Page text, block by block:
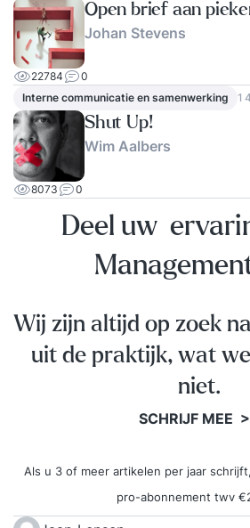
Open brief aan
Johan Stevens
22784
0
Interne communicatie en samenwerking
Shut Up!
Wim Aalbers
8073 0
Deel uw
Wij zijn altijd op zoek
uit de praktijk, wat
niet.
SCHRIJF MEE
Als u 3 of meer artikelen per jaar
pro-abonnement twv